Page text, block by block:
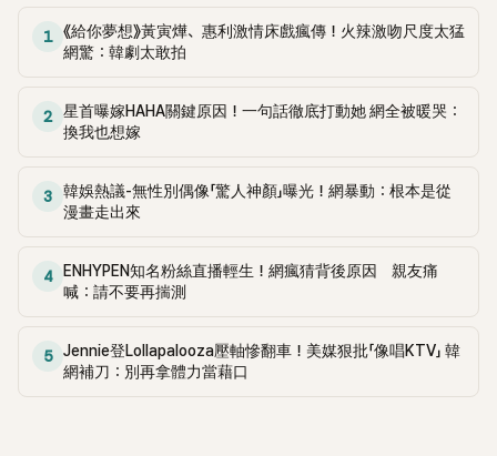
於留學美國的時間也是合同期限一事，孫勝妍表示：「伯克利合
格後告訴了代表，他祝賀我並讓我去一趟，在伯克利獲得了獎
年後亦轉到現在的經紀公司24th Street。孫勝妍說：「當時是
需要康復的狀況，在這方面確實得到了安聖日代表的幫助，自
FIFTY事件，孫勝妍表示：「我也認為這是一件令人惋惜的事
情，但是和我經歷的事情不同，所以我也很小心地說話。他們
情，無話可說。」 然而，網友看了她的解釋卻留言指：「拋開所
有的偏見，冷靜地聽完了孫勝妍的故事，她好像是個只顧自
因為跟自己不合而提出訴訟，這確實是背叛，真是無語，請懂
點事吧！」 小編：網友都認為她是火上加油！🔥
19日提出專屬合同假處分申請的4名成員申請了韓文名等商標
的事被曝光。 但是，美國和英國等國家根據《商標法》優先權制
後即使4名成員在海外申請商標權，優先權也在ATTRAK。代理
人亦表示：「海外商標權申請程序是我們委託美國律師事務所向
那麼4名成員在海外也難以進行活動。在輿論和媒體的壓力
下，4名成員堅拒對話、堅持專屬合約效力停止假處分申請，相
名成員很難在韓國活動，因此有預測稱，在美國Billboard排行
榜、英國Official排行榜等取得令人刮目相看的他們可能會與外
ATTRAK獲得商標權，她們就不能在海外使用FIFTY FIFTY的商
標。 相關人士亦表示：「就像BTS、BLACKPINK這個名字一
1
《給你夢想》黃寅燁、惠利激情床戲瘋傳！火辣激吻尺度太猛
網驚：韓劇太敢拍
2
星首曝嫁HAHA關鍵原因！一句話徹底打動她 網全被暖哭：
換我也想嫁
3
韓娛熱議-無性別偶像「驚人神顏」曝光！網暴動：根本是從
漫畫走出來
4
ENHYPEN知名粉絲直播輕生！網瘋猜背後原因 親友痛
喊：請不要再揣測
5
Jennie登Lollapalooza壓軸慘翻車！美媒狠批「像唱KTV」 韓
網補刀：別再拿體力當藉口